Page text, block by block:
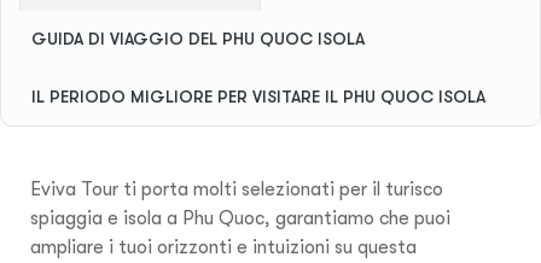
GUIDA DI VIAGGIO DEL PHU QUOC ISOLA
IL PERIODO MIGLIORE PER VISITARE IL PHU QUOC ISOLA
Eviva Tour ti porta molti selezionati per il turisco
spiaggia e isola a Phu Quoc, garantiamo che puoi
ampliare i tuoi orizzonti e intuizioni su questa